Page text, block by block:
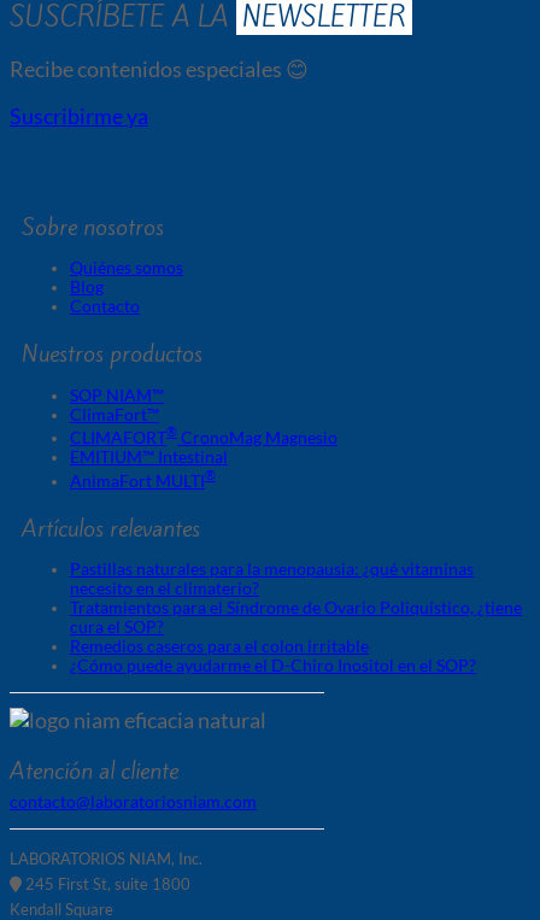
SUSCRÍBETE A LA NEWSLETTER
Recibe contenidos especiales 😊
Suscribirme ya
Sobre nosotros
Quiénes somos
Blog
Contacto
Nuestros productos
SOP NIAM™
ClimaFort™
CLIMAFORT® CronoMag Magnesio
EMITIUM™ Intestinal
AnimaFort MULTI®
Artículos relevantes
Pastillas naturales para la menopausia: ¿qué vitaminas
necesito en el climaterio?
Tratamientos para el Síndrome de Ovario Poliquístico, ¿tiene
cura el SOP?
Remedios caseros para el colon irritable
¿Cómo puede ayudarme el D-Chiro Inositol en el SOP?
Atención al cliente
contacto@laboratoriosniam.com
LABORATORIOS NIAM, Inc.
245 First St, suite 1800
Kendall Square